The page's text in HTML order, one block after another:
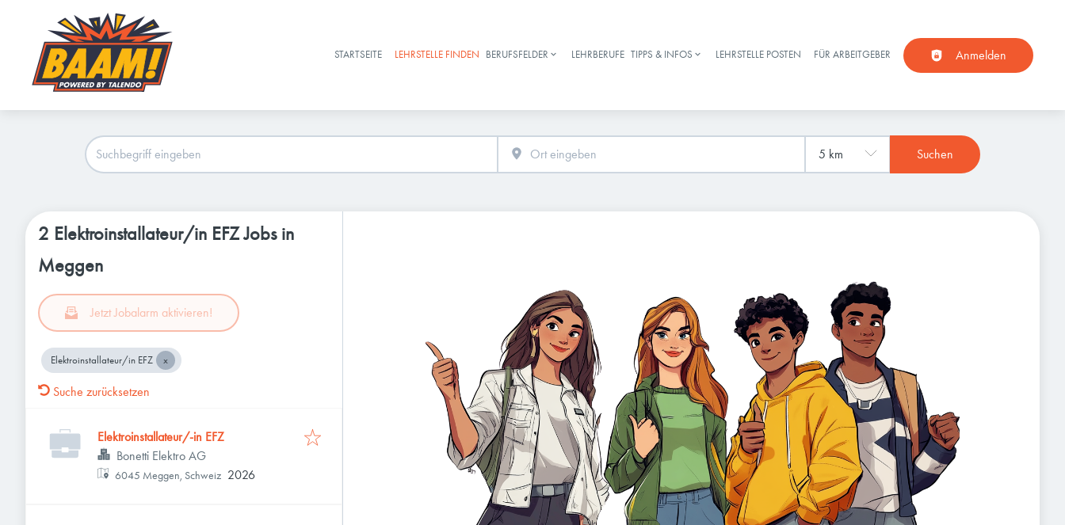
Haupt-Navigation
STARTSEITE LEHRSTELLE FINDEN BERUFSFELDER LEHRBERUFE TIPPS & INFOS LEHRSTELLE POSTEN FÜR ARBEITGEBER Anmelden
Suchen
2 Elektroinstallateur/in EFZ Jobs in
Meggen
Jetzt Jobalarm aktivieren!
Elektroinstallateur/in EFZ
Suche zurücksetzen
Elektroinstallateur/-in EFZ
Bonetti Elektro AG
6045 Meggen, Schweiz 2026